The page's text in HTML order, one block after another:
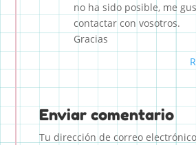
no ha sido posible, me
contactar con vosotros.
Gracias
Enviar comentario
Tu dirección de correo